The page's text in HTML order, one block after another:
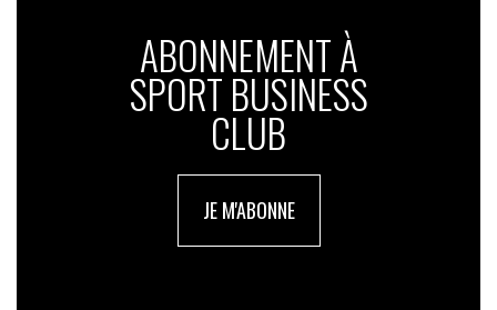
ABONNEMENT À
SPORT BUSINESS
CLUB
JE M'ABONNE